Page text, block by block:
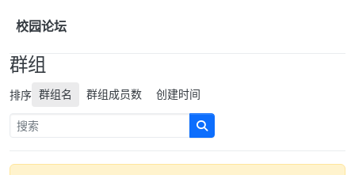
校园论坛
群组
排序 群组名 群组成员数 创建时间